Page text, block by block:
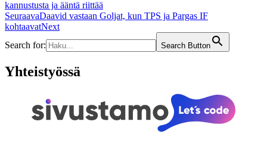
kannustusta ja ääntä riittää
SeuraavaDaavid vastaan Goljat, kun TPS ja Pargas IF
kohtaavatNext
Search for:
Search Button
Yhteistyössä